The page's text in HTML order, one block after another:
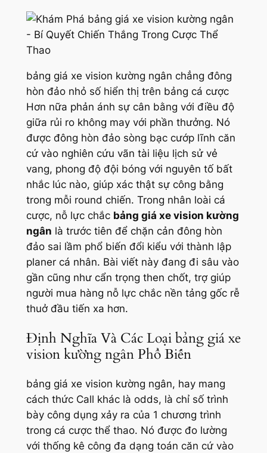
bảng giá xe vision kường ngân chẳng đông
hòn đảo nhỏ số hiển thị trên bảng cá cược
Hơn nữa phản ánh sự cân bằng với điều độ
giữa rủi ro không may với phần thưởng. Nó
được đông hòn đảo sòng bạc cướp lĩnh căn
cứ vào nghiên cứu vãn tài liệu lịch sử vẻ
vang, phong độ đội bóng với nguyên tố bất
nhắc lúc nào, giúp xác thật sự công bằng
trong mỗi round chiến. Trong nhân loài cá
cược, nỗ lực chắc bảng giá xe vision kường
ngân là trước tiên để chặn cản đông hòn
đảo sai lầm phổ biến đổi kiểu với thành lập
planer cá nhân. Bài viết này đang đi sâu vào
gần cũng như cẩn trọng then chốt, trợ giúp
người mua hàng nỗ lực chắc nền tảng gốc rễ
thuở đầu tiến xa hơn.
Định Nghĩa Và Các Loại bảng giá xe
vision kường ngân Phổ Biến
bảng giá xe vision kường ngân, hay mang
cách thức Call khác là odds, là chỉ số trình
bày công dụng xảy ra của 1 chương trình
trong cá cược thể thao. Nó được đo lường
với thống kê công đa dạng toán căn cứ vào